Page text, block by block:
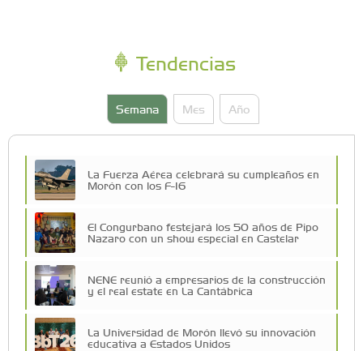
Tendencias
Semana Mes Año
La Fuerza Aérea celebrará su cumpleaños en
Morón con los F-16
El Congurbano festejará los 50 años de Pipo
Nazaro con un show especial en Castelar
NENE reunió a empresarios de la construcción
y el real estate en La Cantábrica
La Universidad de Morón llevó su innovación
educativa a Estados Unidos